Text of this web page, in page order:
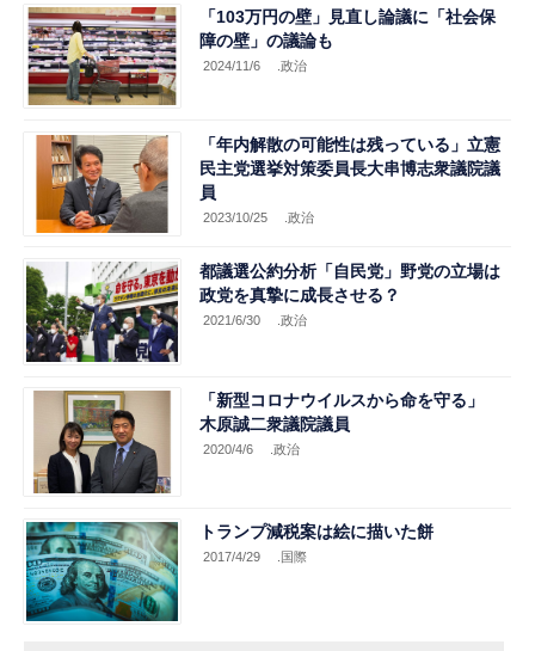
「103万円の壁」見直し論議に「社会保
障の壁」の議論も
2024/11/6 .政治
「年内解散の可能性は残っている」立憲
民主党選挙対策委員長大串博志衆議院議
員
2023/10/25 .政治
都議選公約分析「自民党」野党の立場は
政党を真摯に成長させる？
2021/6/30 .政治
「新型コロナウイルスから命を守る」
木原誠二衆議院議員
2020/4/6 .政治
トランプ減税案は絵に描いた餅
2017/4/29 .国際